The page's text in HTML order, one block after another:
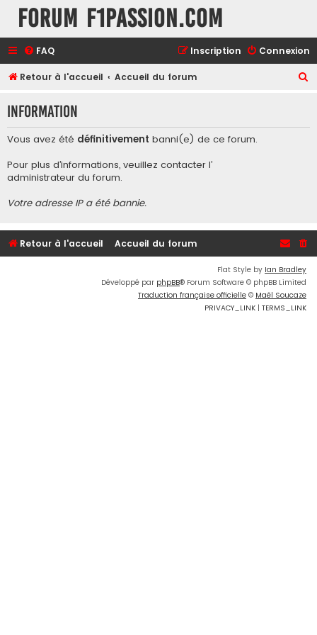
Forum F1Passion.com
FAQ Connexion
Inscription
Retour à l'accueil Accueil du forum
h
Information
Vous avez été définitivement banni(e) de ce forum.
Pour plus d’informations, veuillez contacter l’
administrateur du forum.
Votre adresse IP a été bannie.
Retour à l'accueil Accueil du forum
Flat Style by Ian Bradley
Développé par phpBB® Forum Software © phpBB Limited
Traduction française officielle © Maël Soucaze
PRIVACY_LINK | TERMS_LINK